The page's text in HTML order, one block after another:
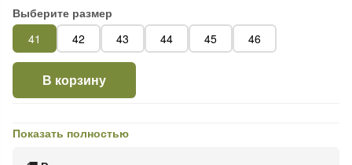
Выберите размер
41
42 43 44 45 46
В корзину
Показать полностью